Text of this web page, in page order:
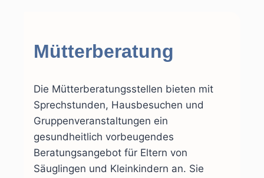
Mütterberatung
Die Mütterberatungsstellen bieten mit
Sprechstunden, Hausbesuchen und
Gruppenveranstaltungen ein
gesundheitlich vorbeugendes
Beratungsangebot für Eltern von
Säuglingen und Kleinkindern an. Sie